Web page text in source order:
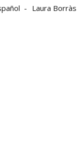
Laura Borràs